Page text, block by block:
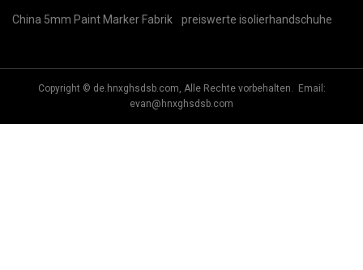
China 5mm Paint Marker Fabrik preiswerte isolierhandschuhe
Copyright © de.hnxghsdsb.com, Alle Rechte vorbehalten. Email:
evan@hnxghsdsb.com